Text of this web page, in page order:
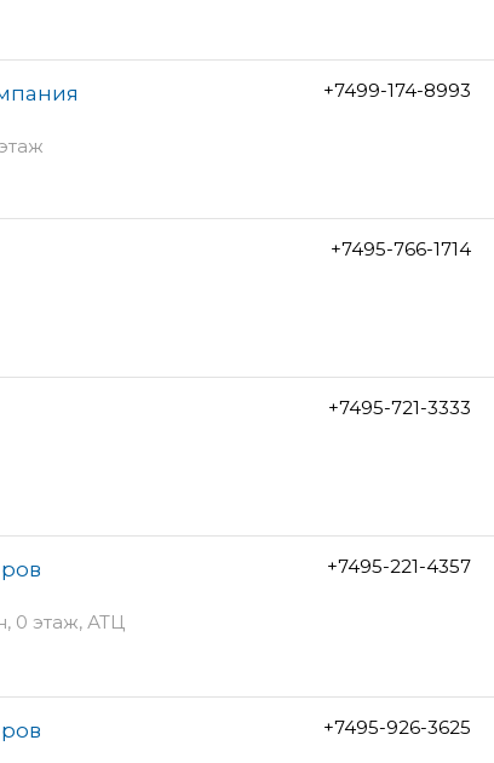
+7499-174-8993
+7495-766-1714
+7495-721-3333
0 этаж, АТЦ
+7495-221-4357
+7495-926-3625